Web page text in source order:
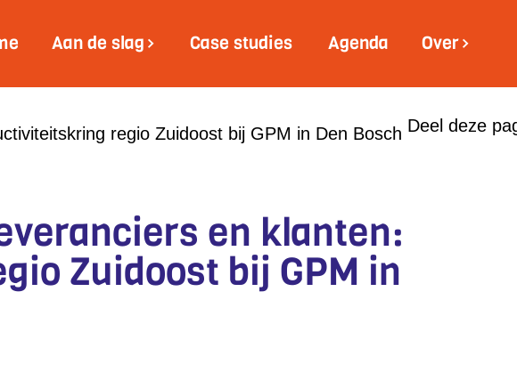
Aan de slag Case studies Agenda Over
regio Zuidoost bij GPM in Den Bosch Deel deze
en klanten:
Zuidoost bij GPM in